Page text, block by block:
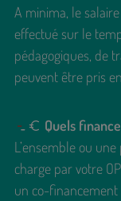
A minima, le
effectué sur le
pédagogiques, de
peuvent être pris
Quels
L’ensemble ou
charge par votre
un co-financement